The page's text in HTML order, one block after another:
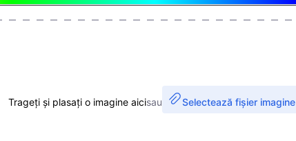
Trageți și plasați o imagine aicisau Selectează fișier imagine